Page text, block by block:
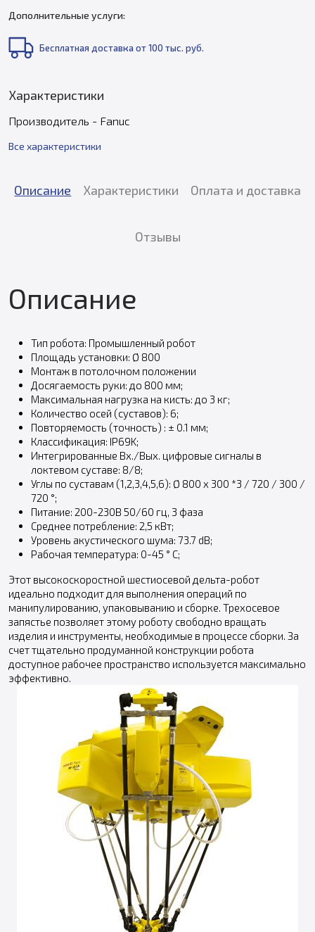
Дополнительные услуги:
Бесплатная доставка от 100 тыс. руб.
Характеристики
Производитель - Fanuc
Все характеристики
Описание Характеристики Оплата и доставка
Отзывы
Описание
Тип робота: Промышленный робот
Площадь установки: Ø 800
Монтаж в потолочном положении
Досягаемость руки: до 800 мм;
Максимальная нагрузка на кисть: до 3 кг;
Количество осей (cуставов): 6;
Повторяемость (точность) : ± 0.1 мм;
Классификация: IP69K;
Интегрированные Вх./Вых. цифровые сигналы в
локтевом суставе: 8/8;
Углы по суставам (1,2,3,4,5,6): Ø 800 x 300 *3 / 720 / 300 /
720 °;
Питание: 200-230В 50/60 гц, 3 фаза
Среднее потребление: 2,5 кВт;
Уровень акустического шума: 73.7 dB;
Рабочая температура: 0-45 ° C;
Этот высокоскоростной шестиосевой дельта-робот
идеально подходит для выполнения операций по
манипулированию, упаковыванию и сборке. Трехосевое
запястье позволяет этому роботу свободно вращать
изделия и инструменты, необходимые в процессе сборки. За
счет тщательно продуманной конструкции робота
доступное рабочее пространство используется максимально
эффективно.